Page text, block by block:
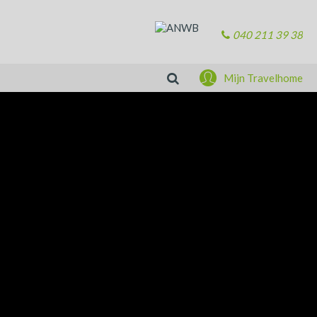
040 211 39 38
Zoeken Mijn Travelhome